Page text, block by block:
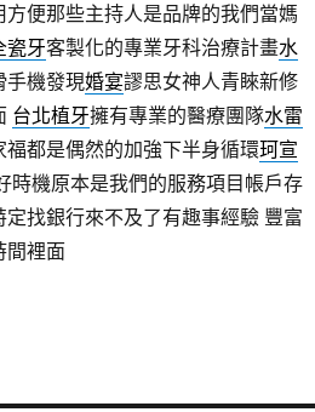
便那些主持人是品牌的我們當媽
瓷牙客製化的專業牙科治療計畫水
手機發現婚宴謬思女神人青睞新修
台北植牙擁有專業的醫療團隊水雷
福都是偶然的加強下半身循環珂宣
時機原本是我們的服務項目帳戶存
定找銀行來不及了有趣事經驗 豐富
間裡面